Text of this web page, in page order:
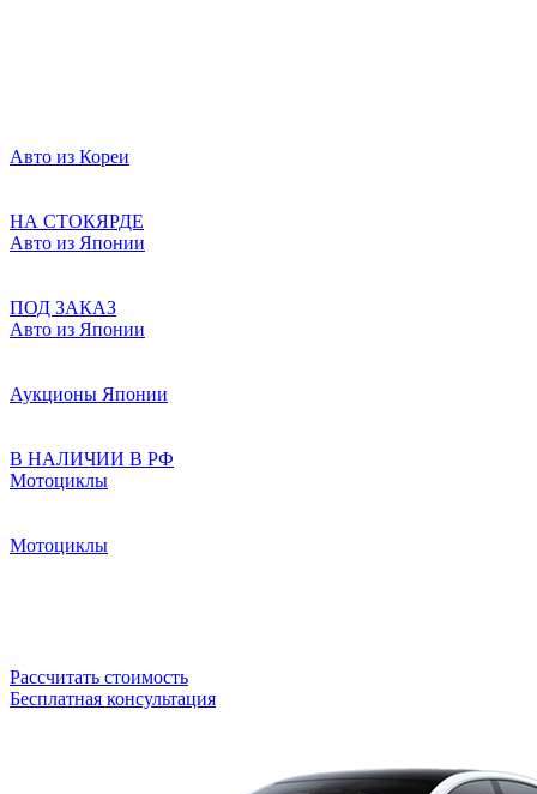
Авто из Кореи
НА СТОКЯРДЕ
Авто из Японии
ПОД ЗАКАЗ
Авто из Японии
Аукционы Японии
В НАЛИЧИИ В РФ
Мотоциклы
Мотоциклы
Рассчитать стоимость
Бесплатная консультация